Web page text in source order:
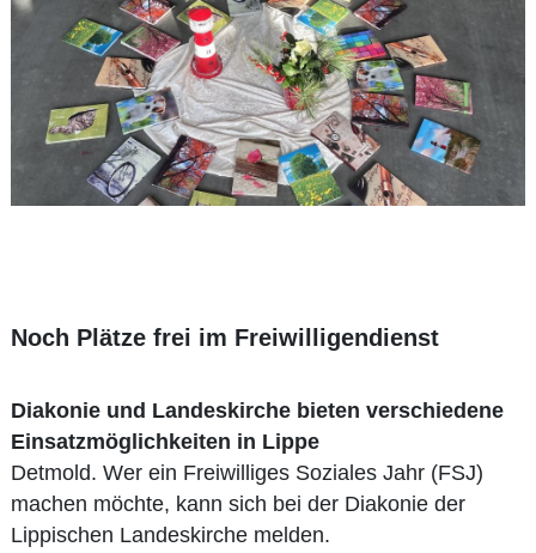
Noch Plätze frei im Freiwilligendienst
Diakonie und Landeskirche bieten verschiedene
Einsatzmöglichkeiten in Lippe
Detmold. Wer ein Freiwilliges Soziales Jahr (FSJ)
machen möchte, kann sich bei der Diakonie der
Lippischen Landeskirche melden.